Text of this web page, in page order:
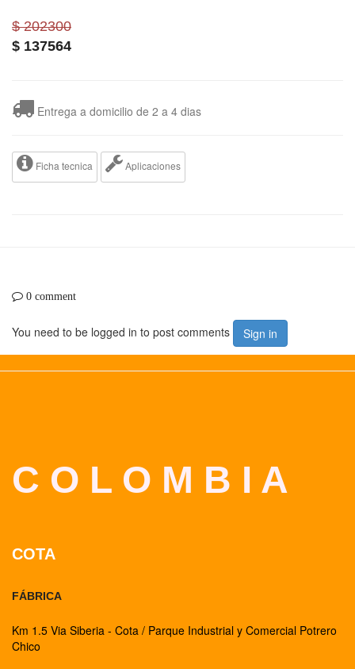
$ 202300
$ 137564
Entrega a domicilio de 2 a 4 dias
Ficha tecnica Aplicaciones
0 comment
You need to be logged in to post comments Sign in
C O L O M B I A
COTA
FÁBRICA
Km 1.5 Via Siberia - Cota / Parque Industrial y Comercial Potrero
Chico